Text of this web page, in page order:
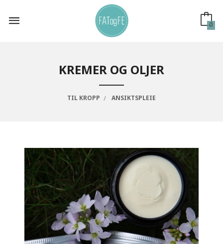
innholdet
0
KREMER OG OLJER
TIL KROPP ANSIKTSPLEIE